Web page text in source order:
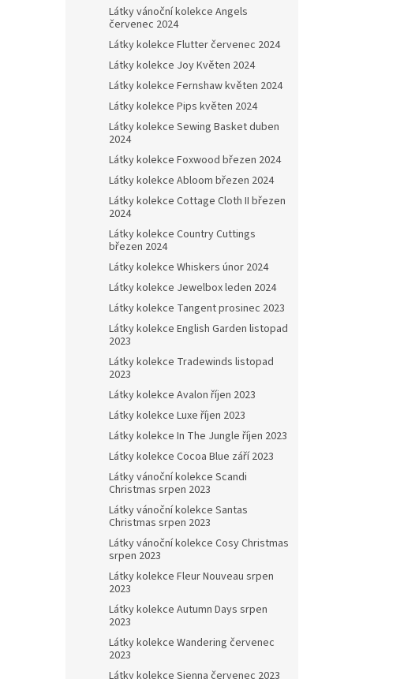
Látky vánoční kolekce Angels
červenec 2024
Látky kolekce Flutter červenec 2024
Látky kolekce Joy Květen 2024
Látky kolekce Fernshaw květen 2024
Látky kolekce Pips květen 2024
Látky kolekce Sewing Basket duben
2024
Látky kolekce Foxwood březen 2024
Látky kolekce Abloom březen 2024
Látky kolekce Cottage Cloth II březen
2024
Látky kolekce Country Cuttings
březen 2024
Látky kolekce Whiskers únor 2024
Látky kolekce Jewelbox leden 2024
Látky kolekce Tangent prosinec 2023
Látky kolekce English Garden listopad
2023
Látky kolekce Tradewinds listopad
2023
Látky kolekce Avalon říjen 2023
Látky kolekce Luxe říjen 2023
Látky kolekce In The Jungle říjen 2023
Látky kolekce Cocoa Blue září 2023
Látky vánoční kolekce Scandi
Christmas srpen 2023
Látky vánoční kolekce Santas
Christmas srpen 2023
Látky vánoční kolekce Cosy Christmas
srpen 2023
Látky kolekce Fleur Nouveau srpen
2023
Látky kolekce Autumn Days srpen
2023
Látky kolekce Wandering červenec
2023
Látky kolekce Sienna červenec 2023